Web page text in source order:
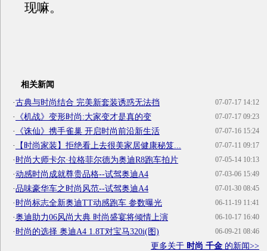
现嘛。
相关新闻
07-07-17 14:12
·古典与时尚结合 完美新套装诱惑无法挡
07-07-17 09:23
· 《机战》变形时尚:大家变才是真的变
07-07-16 15:24
· 《诛仙》携手雀巢 开启时尚前沿新生活
07-07-11 09:17
· 【时尚家装】拒绝看上去很美家居健康秘笈...
07-05-14 10:13
·时尚大师卡尔·拉格菲尔德为奥迪R8跑车拍片
07-03-06 15:49
·动感时尚成就尊贵品格--试驾奥迪A4
07-01-30 08:45
·品味豪华车之时尚风范--试驾奥迪A4
06-11-19 11:41
·时尚标志全新奥迪TT动感跑车 参数曝光
06-10-17 16:40
·奥迪助力06风尚大典 时尚盛宴将倾情上演
06-09-21 08:46
·时尚的选择 奥迪A4 1.8T对宝马320i(图)
更多关于 时尚 千金 的新闻>>